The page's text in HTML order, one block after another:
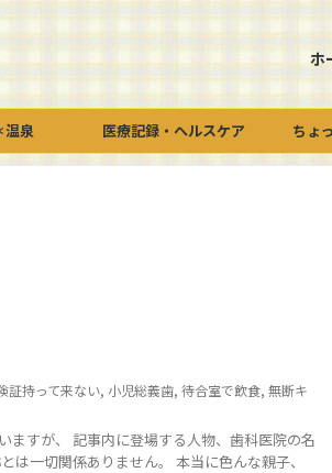
ホ
温泉 医療記録・ヘルスケア ちょ
証持って来ない, 小児総義歯, 待合室で飲食, 無断キ
ますが、 記事内に登場する人物、歯科医院の名
は一切関係ありません。 本当に色んな親子、